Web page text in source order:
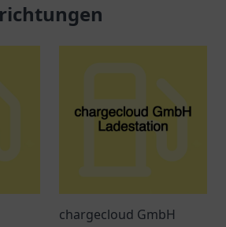
chargecloud GmbH